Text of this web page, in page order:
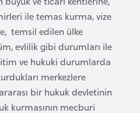
ile temas kurma, vize
temsil edilen ülke
evlilik gibi durumları ile
ve hukuki durumlarda
merkezlere
bir hukuk devletinin
kurmasının mecburi